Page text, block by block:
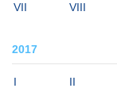
VII VIII
2017
I II